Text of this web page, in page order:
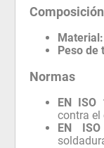
Composición
Material:
Peso de
Normas
EN ISO
contra
EN